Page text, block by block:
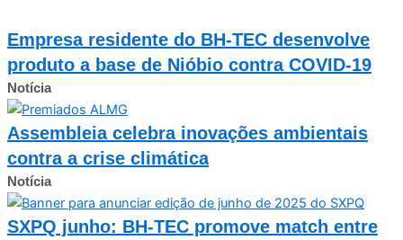
Empresa residente do BH-TEC desenvolve
produto a base de Nióbio contra COVID-19
Notícia
Assembleia celebra inovações ambientais
contra a crise climática
Notícia
SXPQ junho: BH-TEC promove match entre